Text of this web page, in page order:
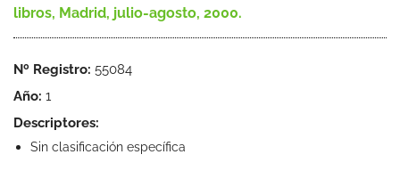
libros, Madrid, julio-agosto, 2000.
Nº Registro: 55084
Año: 1
Descriptores:
Sin clasificación específica